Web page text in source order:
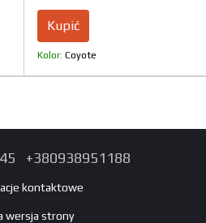
Kupić
Kolor Coyote
+380938951188
kontaktowe
wersja strony